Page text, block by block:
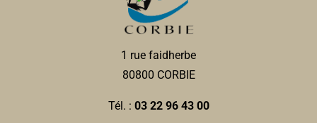
1 rue faidherbe
80800 CORBIE
Tél. : 03 22 96 43 00